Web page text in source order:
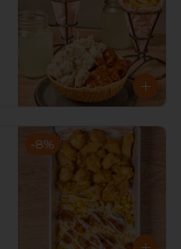
-8%